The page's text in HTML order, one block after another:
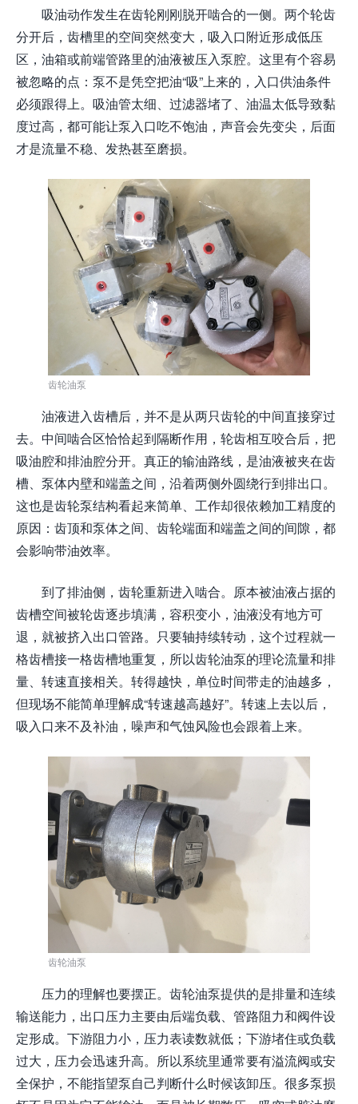
吸油动作发生在齿轮刚刚脱开啮合的一侧。两个轮齿
分开后，齿槽里的空间突然变大，吸入口附近形成低压
区，油箱或前端管路里的油液被压入泵腔。这里有个容易
被忽略的点：泵不是凭空把油“吸”上来的，入口供油条件
必须跟得上。吸油管太细、过滤器堵了、油温太低导致黏
度过高，都可能让泵入口吃不饱油，声音会先变尖，后面
才是流量不稳、发热甚至磨损。
齿轮油泵
油液进入齿槽后，并不是从两只齿轮的中间直接穿过
去。中间啮合区恰恰起到隔断作用，轮齿相互咬合后，把
吸油腔和排油腔分开。真正的输油路线，是油液被夹在齿
槽、泵体内壁和端盖之间，沿着两侧外圆绕行到排出口。
这也是齿轮泵结构看起来简单、工作却很依赖加工精度的
原因：齿顶和泵体之间、齿轮端面和端盖之间的间隙，都
会影响带油效率。
到了排油侧，齿轮重新进入啮合。原本被油液占据的
齿槽空间被轮齿逐步填满，容积变小，油液没有地方可
退，就被挤入出口管路。只要轴持续转动，这个过程就一
格齿槽接一格齿槽地重复，所以齿轮油泵的理论流量和排
量、转速直接相关。转得越快，单位时间带走的油越多，
但现场不能简单理解成“转速越高越好”。转速上去以后，
吸入口来不及补油，噪声和气蚀风险也会跟着上来。
齿轮油泵
压力的理解也要摆正。齿轮油泵提供的是排量和连续
输送能力，出口压力主要由后端负载、管路阻力和阀件设
定形成。下游阻力小，压力表读数就低；下游堵住或负载
过大，压力会迅速升高。所以系统里通常要有溢流阀或安
全保护，不能指望泵自己判断什么时候该卸压。很多泵损